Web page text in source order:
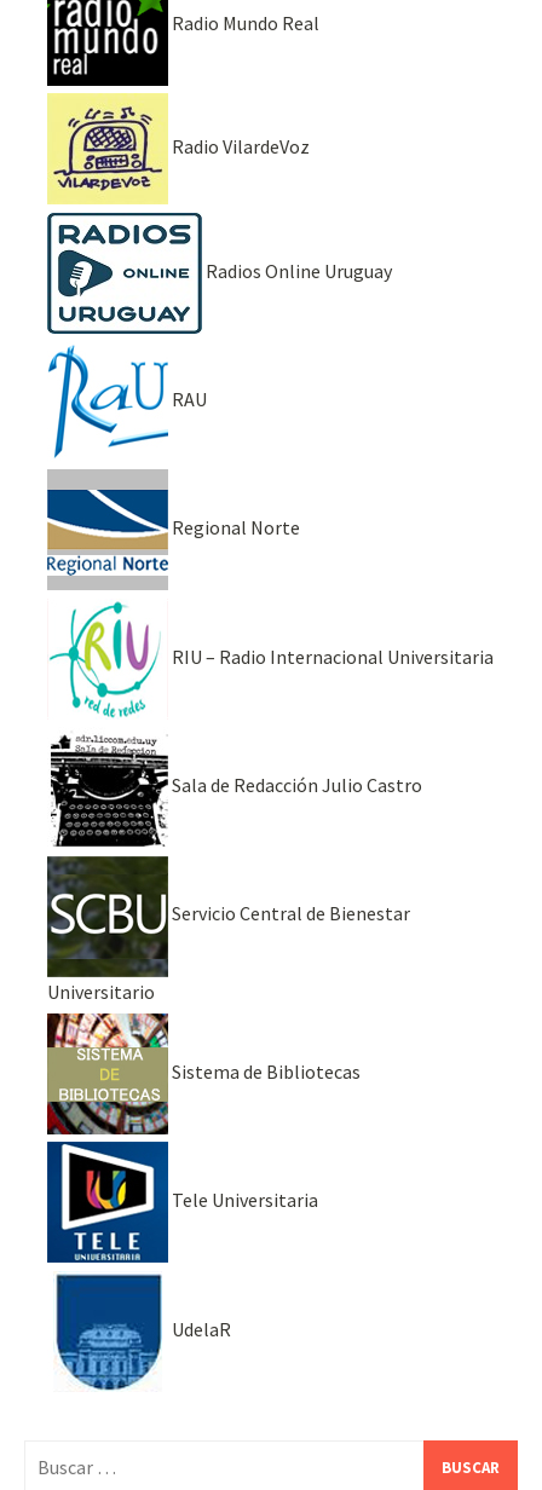
Radio Mundo Real
Radio VilardeVoz
Radios Online Uruguay
RAU
Regional Norte
RIU – Radio Internacional Universitaria
Sala de Redacción Julio Castro
Servicio Central de Bienestar
Universitario
Sistema de Bibliotecas
Tele Universitaria
UdelaR